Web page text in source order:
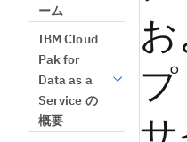
ーム
IBM Cloud
Pak for
Data as a
Service の
概要